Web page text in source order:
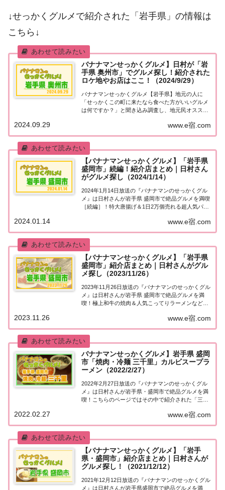
↓せっかくグルメで紹介された「岩手県」の情報は
こちら↓
バナナマンせっかくグルメ】日村が「岩
手県 奥州市」でグルメ探し！紹介された
ロケ地やお店はここ！（2024/9/29）
バナナマンせっかくグルメ【岩手県】地元の人に
「せっかくこの町に来たなら食べた方がいいグルメ
は何ですか？」と聞き込み調査し、地元民オススメ
ルメ』。2024年9月29日放送の『バナナマンのせっ
かくグルメ』は日村さんが大谷翔平選手の出身
地・...
www.e宿.com
2024.09.29
【バナナマンせっかくグルメ】「岩手県
盛岡市」続編！紹介店まとめ｜日村さん
がグルメ探し（2024/1/14）
2024年1月14日放送の『バナナマンのせっかくグル
メ』は日村さんが岩手県 盛岡市で絶品グルメを満喫
［続編］！特大唐揚げ＆1日2万個売れる超人気パン
詳しくはこちら！日村さんが「岩手県 盛岡市」でグ
ルメ探し［続編］地元の人に「せっかくこ...
www.e宿.com
2024.01.14
【バナナマンせっかくグルメ】「岩手県
盛岡市」紹介店まとめ｜日村さんがグル
メ探し（2023/11/26）
2023年11月26日放送の『バナナマンのせっかくグル
メ』は日村さんが岩手県 盛岡市で絶品グルメを満
喫！極上和牛の焼肉＆人気こってりラーメンなど、
はこちら！日村さんが「岩手県 盛岡市」でグルメ探
し地元の人に「せっかくこの町に来たなら食...
www.e宿.com
2023.11.26
バナナマンせっかくグルメ】岩手県 盛岡
市「焼肉・冷麺 三千里」カルビスープラ
ーメン（2022/2/27）
2022年2月27日放送の『バナナマンのせっかくグル
メ』は日村さんが岩手県・盛岡市で絶品グルメを満
喫！こちらのページではその中で紹介された「三千
県 盛岡市「三千里」地元の人に「せっかくこの町に
来たなら食べた方がいいグルメは何ですか？」...
www.e宿.com
2022.02.27
【バナナマンせっかくグルメ】「岩手
県・盛岡市」紹介店まとめ｜日村さんが
グルメ探し！（2021/12/12）
2021年12月12日放送の『バナナマンのせっかくグル
メ』は日村さんが岩手県盛岡市で絶品グルメを満